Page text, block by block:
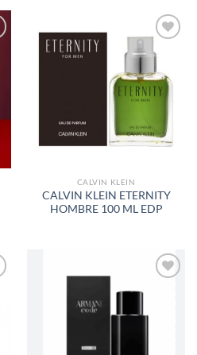
AÑADIR
LISTA
DE
CALVIN KLEIN
CALVIN KLEIN ETERNITY
HOMBRE 100 ML EDP
AÑADIR
LISTA